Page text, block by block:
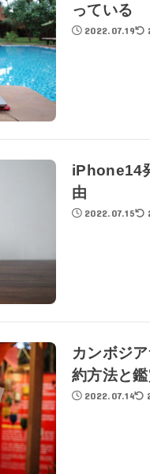
っている
2022.07.19
iPhone14
由
2022.07.15
カンボジ
約方法と
2022.07.14